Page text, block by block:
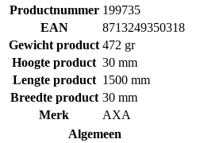
Productnummer 199735
EAN
8713249350318
Gewicht product 472 gr
Hoogte product 30 mm
Lengte product 1500 mm
Breedte product 30 mm
Merk
AXA
Algemeen